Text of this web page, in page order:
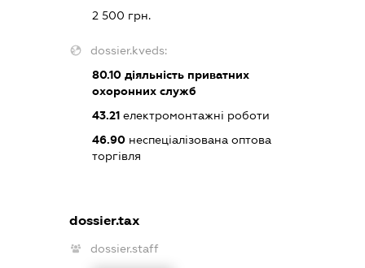
2 500 грн.
dossier.kveds:
80.10 діяльність приватних
охоронних служб
43.21 електромонтажні роботи
46.90 неспеціалізована оптова
торгівля
dossier.tax
dossier.staff